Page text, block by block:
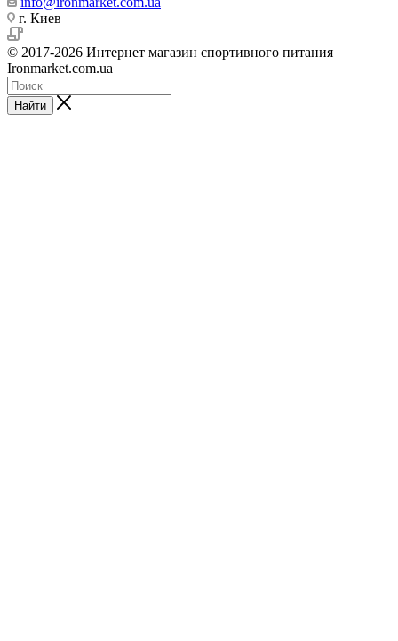
г. Киев
© 2017-2026 Интернет магазин спортивного питания
Ironmarket.com.ua
Найти